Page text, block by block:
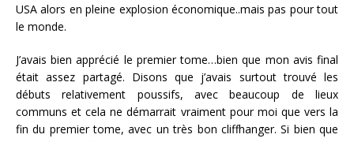
USA alors en pleine explosion économique..mais pas pour tout
le monde.
J’avais bien apprécié le premier tome…bien que mon avis final
était assez partagé. Disons que j’avais surtout trouvé les
débuts relativement poussifs, avec beaucoup de lieux
communs et cela ne démarrait vraiment pour moi que vers la
fin du premier tome, avec un très bon cliffhanger. Si bien que